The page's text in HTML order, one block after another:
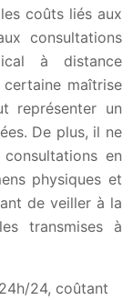
coûts liés aux
consultations
à distance
maîtrise
représenter un
De plus, il ne
en
physiques et
de veiller à la
transmises à
24, coûtant